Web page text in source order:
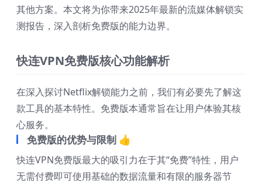
其他方案。本文将为你带来2025年最新的流媒体解锁实
测报告，深入剖析免费版的能力边界。
快连VPN免费版核心功能解析
在深入探讨Netflix解锁能力之前，我们有必要先了解这
款工具的基本特性。免费版本通常旨在让用户体验其核
心服务。
免费版的优势与限制 👍
快连VPN免费版最大的吸引力在于其“免费”特性，用户
无需付费即可使用基础的数据流量和有限的服务器节